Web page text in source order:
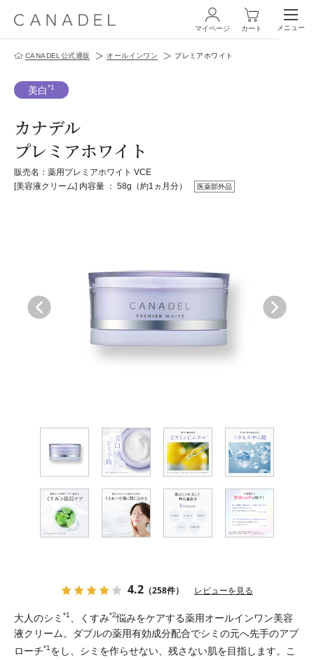
ログイン・新規会員登録
商品一覧
商品の使い方
CANADELのこだわり
定期便サービス
ショッピングガイド
ギフトラッピングサービス
マイページ カート メニュー
CANADEL公式通販 オールインワン プレミアホワイト
美白*1
カナデル
プレミアホワイト
販売名：薬用プレミアホワイト VCE
[美容液クリーム] 内容量 ： 58g（約1ヵ月分） 医薬部外品
4.2 （258件） レビューを見る
大人のシミ *1 、くすみ*2悩みをケアする薬用オールインワン美容
液クリーム。ダブルの薬用有効成分配合でシミの元へ先手のアプ
ローチ*1をし、シミを作らせない、残さない肌を目指します。こ